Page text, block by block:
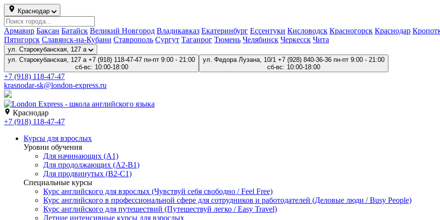
Краснодар
Армавир Баксан Батайск Великий Новгород Владикавказ Екатеринбург Ессентуки Кисловодск Красногорск Краснодар
Пятигорск Славянск-на-Кубани Ставрополь Сургут Таганрог Тюмень Челябинск Черкесск Чита
ул. Старокубанская, 127 а
ул. Старокубанская, 127 а +7 (918) 118-47-47 пн-пт 9:00 - 21:00
сб-вс: 10:00-18:00
ул. Федора Лузана, 10/1 +7 (928) 840-36-36 пн-пт 9:00 - 21:00
сб-вс: 10:00-18:00
+7 (918) 118-47-47
krasnodar-sk@london-express.ru
Краснодар
+7 (918) 118-47-47
Курсы для взрослых
Уровни обучения
Для начинающих (A1)
Для продолжающих (A2-B1)
Для продвинутых (B2-C1)
Специальные курсы
Курс английского для взрослых (Чувствуй себя свободно / Feel Free)
Курс английского в профессиональной сфере для сотрудников и работодателей (Деловые люди / Busy People)
Курс английского для путешествий (Путешествуй легко / Easy Travel)
Летние интенсивные курсы для взрослых